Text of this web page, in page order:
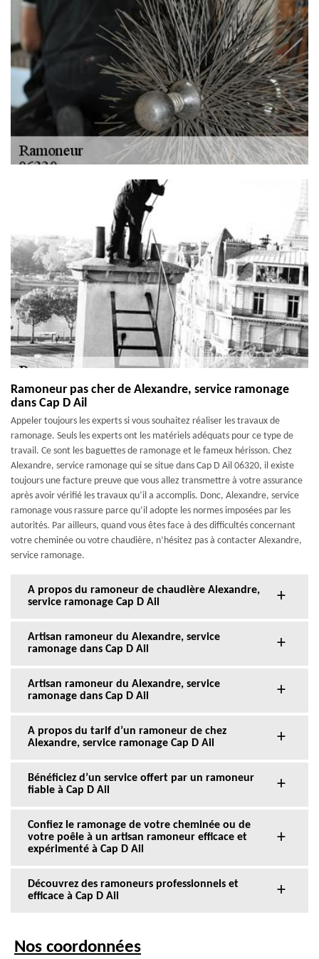
Ramoneur pas cher de Alexandre, service ramonage
dans Cap D Ail
Appeler toujours les experts si vous souhaitez réaliser les travaux de
ramonage. Seuls les experts ont les matériels adéquats pour ce type de
travail. Ce sont les baguettes de ramonage et le fameux hérisson. Chez
Alexandre, service ramonage qui se situe dans Cap D Ail 06320, il existe
toujours une facture preuve que vous allez transmettre à votre assurance
après avoir vérifié les travaux qu’il a accomplis. Donc, Alexandre, service
ramonage vous rassure parce qu’il adopte les normes imposées par les
autorités. Par ailleurs, quand vous êtes face à des difficultés concernant
votre cheminée ou votre chaudière, n’hésitez pas à contacter Alexandre,
service ramonage.
A propos du ramoneur de chaudière Alexandre,
service ramonage Cap D Ail
Artisan ramoneur du Alexandre, service
ramonage dans Cap D Ail
Artisan ramoneur du Alexandre, service
ramonage dans Cap D Ail
A propos du tarif d’un ramoneur de chez
Alexandre, service ramonage Cap D Ail
Bénéficiez d’un service offert par un ramoneur
fiable à Cap D Ail
Confiez le ramonage de votre cheminée ou de
votre poêle à un artisan ramoneur efficace et
expérimenté à Cap D Ail
Découvrez des ramoneurs professionnels et
efficace à Cap D Ail
Nos coordonnées